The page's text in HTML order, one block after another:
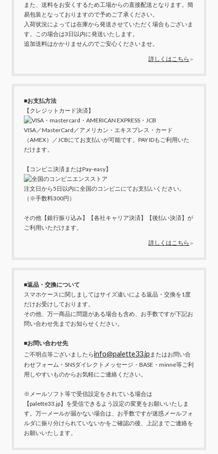
また、送料をお安くするため工場からの直接配送となります。簡
易包装となっておりますので予めご了承ください。
入荷状況によっては在庫から発送させていただく場合もございま
す。この場合は3日以内に発送いたします。
追加送料はかかりませんのでご安心くださいませ。
詳しくはこちら ＞
■お支払方法
【クレジットカード決済】
VISA／MasterCard／アメリカン・エキスプレス・カード
（AMEX）／JCBにてお支払いが可能です。PAY IDもご利用いた
だけます。
【コンビニ決済またはPay-easy】
注文日から5日以内に全国のコンビニにてお支払いください。
（※手数料300円）
その他【銀行振り込み】【各社キャリア決済】【後払い決済】が
ご利用いただけます。
詳しくはこちら ＞
■返品・交換について
スマホケースに関しましてはサイズ違いによる返品・交換を1度
だけお受けしております。
その他、万一商品に問題がある場合も含め、お手数ですが下記お
問い合わせ先までお知らせください。
■お問い合わせ先
ご不明点等ございましたらinfo@palette33.jp またはお問い合
わせフォーム・SNSダイレクトメッセージ・BASE・minne等ご利
用しやすいものからお気軽にご連絡ください。
※メールソフト等で受信設定をされている場合は
【palette33.jp】を受信できるよう設定の変更をお願いいたしま
す。万一メールが届かない場合は、お手数ですが迷惑メールフォ
ルダに振り分けられていないかをご確認の後、上記までご連絡を
お願いいたします。